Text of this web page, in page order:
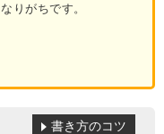
りがちです。
書き方のコツ